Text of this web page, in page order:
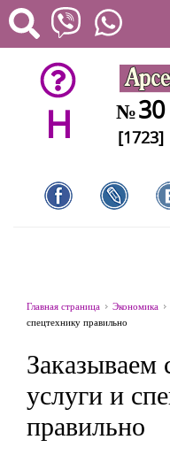
H №30
[1723]
Главная страница Экономика
спецтехнику правильно
Заказываем
услуги и
правильно